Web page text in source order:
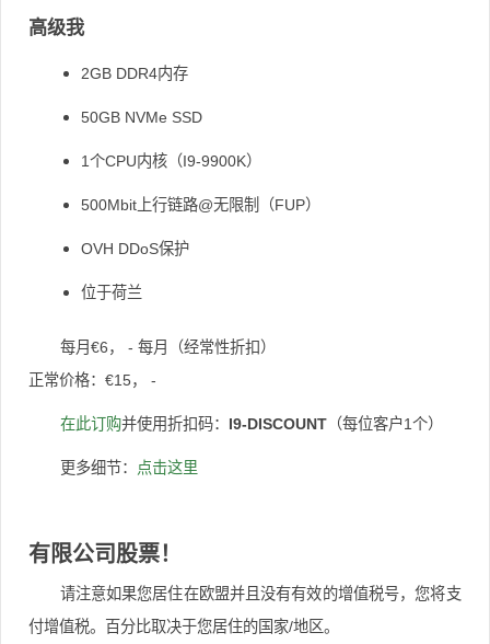
高级我
2GB DDR4内存
50GB NVMe SSD
1个CPU内核（I9-9900K）
500Mbit上行链路@无限制（FUP）
OVH DDoS保护
位于荷兰
每月€6， - 每月（经常性折扣）
正常价格：€15， -
在此订购并使用折扣码： I9-DISCOUNT（每位客户1个）
更多细节： 点击这里
有限公司股票！
请注意如果您居住在欧盟并且没有有效的增值税号，您将支
付增值税。
百分比取决于您居住的国家/地区。